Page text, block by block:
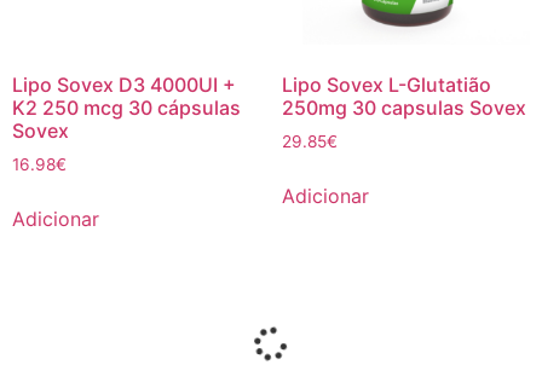
Lipo Sovex D3 4000UI +
K2 250 mcg 30 cápsulas
Sovex
16.98€
Adicionar
Lipo Sovex L-Glutatião
250mg 30 capsulas Sovex
29.85€
Adicionar